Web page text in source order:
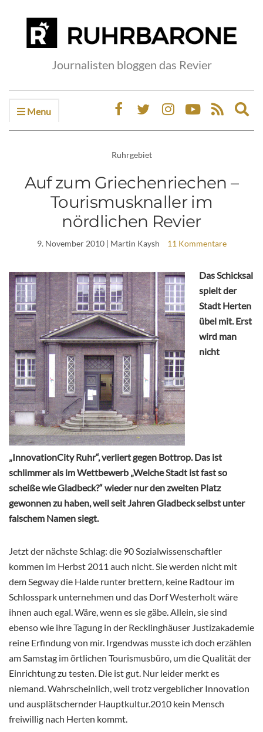
Journalisten bloggen das Revier
Menu
Ruhrgebiet
Auf zum Griechenriechen –
Tourismusknaller im
nördlichen Revier
9. November 2010| Martin Kaysh 11 Kommentare
Das Schicksal
spielt der
Stadt Herten
übel mit. Erst
wird man
nicht
„InnovationCity Ruhr“, verliert gegen Bottrop. Das ist
schlimmer als im Wettbewerb „Welche Stadt ist fast so
scheiße wie Gladbeck?“ wieder nur den zweiten Platz
gewonnen zu haben, weil seit Jahren Gladbeck selbst unter
falschem Namen siegt.
Jetzt der nächste Schlag: die 90 Sozialwissenschaftler
kommen im Herbst 2011 auch nicht. Sie werden nicht mit
dem Segway die Halde runter brettern, keine Radtour im
Schlosspark unternehmen und das Dorf Westerholt wäre
ihnen auch egal. Wäre, wenn es sie gäbe. Allein, sie sind
ebenso wie ihre Tagung in der Recklinghäuser Justizakademie
reine Erfindung von mir. Irgendwas musste ich doch erzählen
am Samstag im örtlichen Tourismusbüro, um die Qualität der
Einrichtung zu testen. Die ist gut. Nur leider merkt es
niemand. Wahrscheinlich, weil trotz vergeblicher Innovation
und ausplätschernder Hauptkultur.2010 kein Mensch
freiwillig nach Herten kommt.